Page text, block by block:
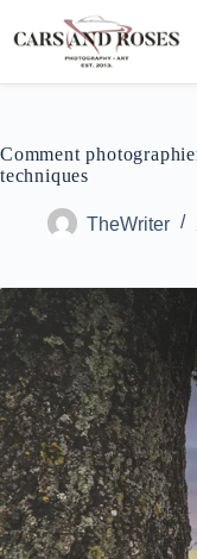
au
contenu
Comment
techniques
TheWriter